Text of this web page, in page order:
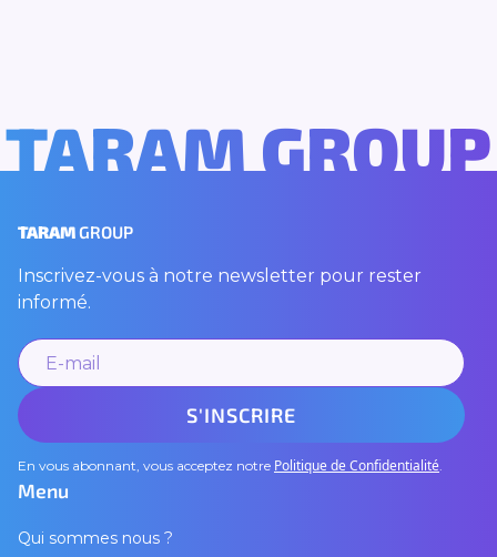
TARAM GROUP
TARAMGROUP
Inscrivez-vous à notre newsletter pour rester
informé.
En vous abonnant, vous acceptez notre Politique de Confidentialité.
Menu
Qui sommes nous ?